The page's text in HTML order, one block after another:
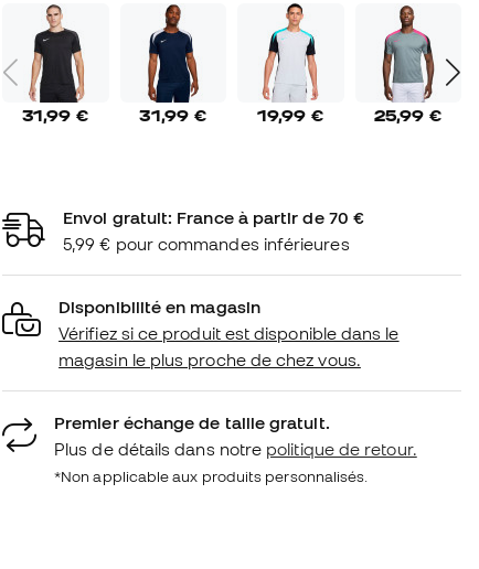
31,99 € 31,99 € 19,99 € 25,99 €
Envoi gratuit: France à partir de 70 €
5,99 € pour commandes inférieures
Disponibilité en magasin
Vérifiez si ce produit est disponible dans le
magasin le plus proche de chez vous.
Premier échange de taille gratuit.
Plus de détails dans notre politique de retour.
*Non applicable aux produits personnalisés.